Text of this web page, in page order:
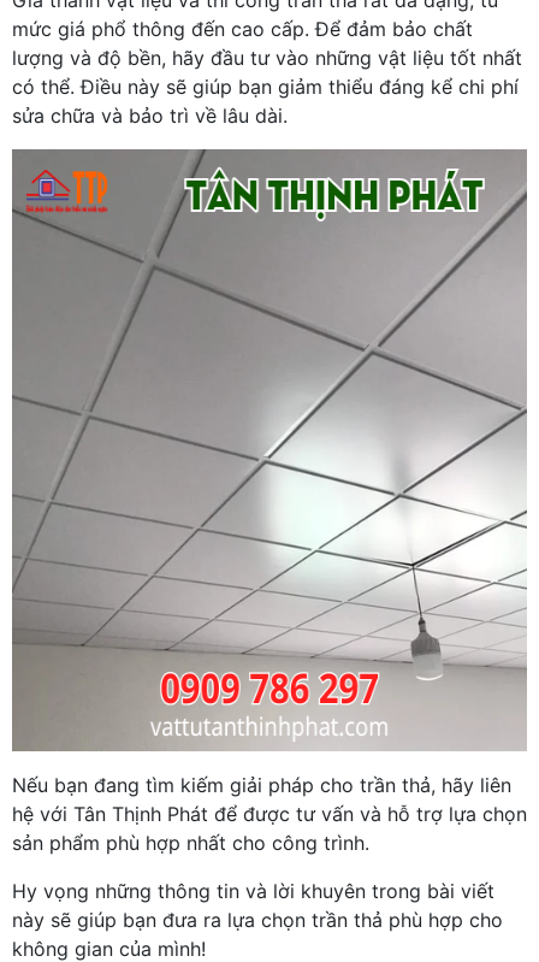
mức giá phổ thông đến cao cấp. Để đảm bảo chất
lượng và độ bền, hãy đầu tư vào những vật liệu tốt nhất
có thể. Điều này sẽ giúp bạn giảm thiểu đáng kể chi phí
sửa chữa và bảo trì về lâu dài.
Nếu bạn đang tìm kiếm giải pháp cho trần thả, hãy liên
hệ với Tân Thịnh Phát để được tư vấn và hỗ trợ lựa chọn
sản phẩm phù hợp nhất cho công trình.
Hy vọng những thông tin và lời khuyên trong bài viết
này sẽ giúp bạn đưa ra lựa chọn trần thả phù hợp cho
không gian của mình!